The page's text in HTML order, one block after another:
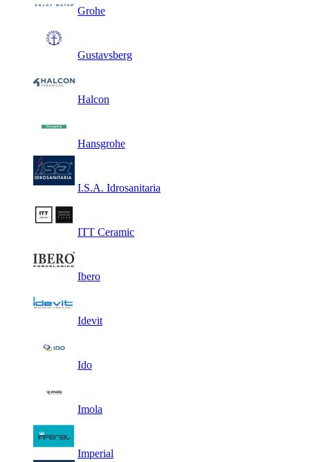
Grohe
Gustavsberg
Halcon
Hansgrohe
I.S.A. Idrosanitaria
ITT Ceramic
Ibero
Idevit
Ido
Imola
Imperial